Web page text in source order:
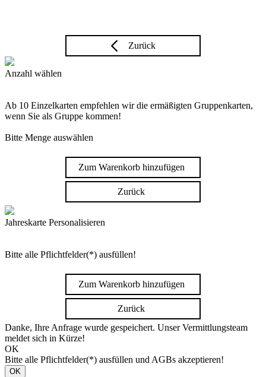
Zurück
Anzahl wählen
Ab 10 Einzelkarten empfehlen wir die ermäßigten Gruppenkarten,
wenn Sie als Gruppe kommen!
Bitte Menge auswählen
Zum Warenkorb hinzufügen
Zurück
Jahreskarte Personalisieren
Bitte alle Pflichtfelder(*) ausfüllen!
Zum Warenkorb hinzufügen
Zurück
Danke, Ihre Anfrage wurde gespeichert. Unser Vermittlungsteam
meldet sich in Kürze!
OK
Bitte alle Pflichtfelder(*) ausfüllen und AGBs akzeptieren!
OK